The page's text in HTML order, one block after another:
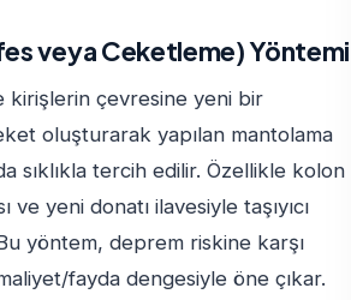
veya Ceketleme) Yöntemi
kirişlerin çevresine yeni bir
oluşturarak yapılan mantolama
sıklıkla tercih edilir. Özellikle kolon
ve yeni donatı ilavesiyle taşıyıcı
yöntem, deprem riskine karşı
fayda dengesiyle öne çıkar.